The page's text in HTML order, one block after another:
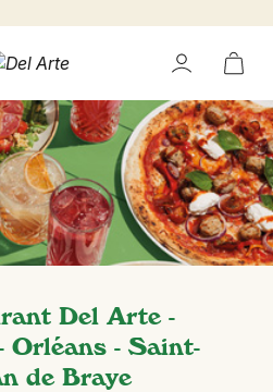
Del Arte -
Orléans - Saint-
de Braye